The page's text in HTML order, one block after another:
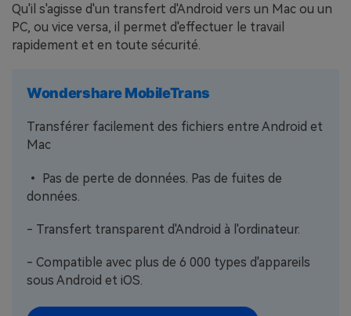
Qu'il s'agisse d'un transfert d'Android vers un Mac ou un
PC, ou vice versa, il permet d'effectuer le travail
rapidement et en toute sécurité.
Wondershare MobileTrans
Transférer facilement des fichiers entre Android et
Mac
• Pas de perte de données. Pas de fuites de
données.
- Transfert transparent d'Android à l'ordinateur.
- Compatible avec plus de 6 000 types d'appareils
sous Android et iOS.